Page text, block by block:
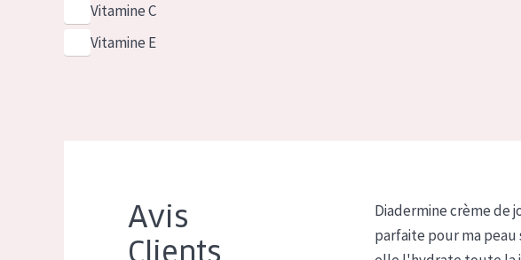
Vitamine C
Vitamine E
Avis
Clients
Diadermine crème de
parfaite pour ma peau